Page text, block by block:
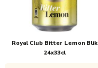
Royal Club Bitter Lemon Blik
24x33cl